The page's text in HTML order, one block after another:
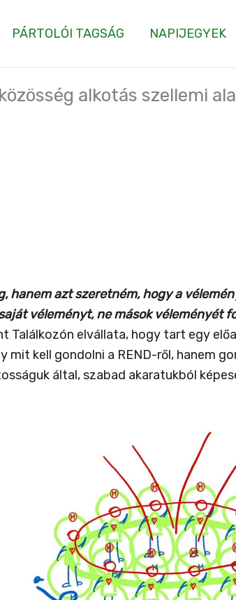
PÁRTOLÓI TAGSÁG NAPIJEGYEK
alkotás szellemi
hanem azt szeretném, hogy a
véleményt, ne mások véleményét
Találkozón elvállata, hogy tart egy
kell gondolni a REND-ről, hanem
által, szabad akaratukból